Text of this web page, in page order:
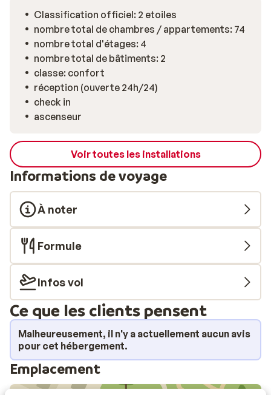
Classification officiel: 2 etoiles
nombre total de chambres / appartements: 74
nombre total d'étages: 4
nombre total de bâtiments: 2
classe: confort
réception (ouverte 24h/24)
check in
ascenseur
Voir toutes les installations
Informations de voyage
À noter
Formule
Infos vol
Ce que les clients pensent
Malheureusement, il n'y a actuellement aucun avis
pour cet hébergement.
Emplacement